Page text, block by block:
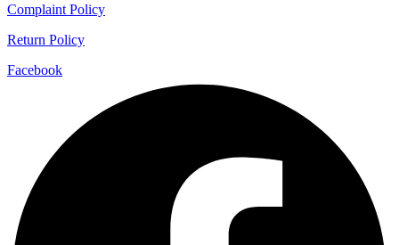
Complaint Policy
Return Policy
Facebook